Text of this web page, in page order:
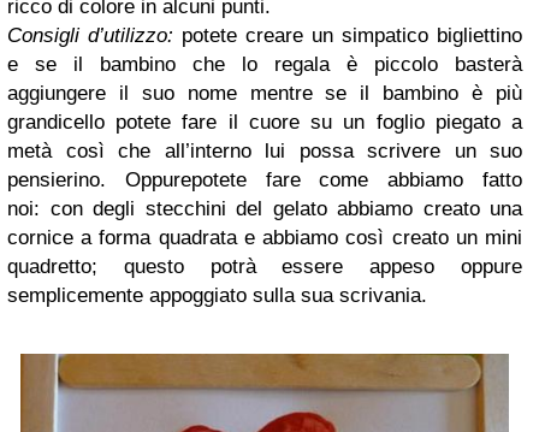
ricco di colore in alcuni punti.
Consigli d’utilizzo: potete creare un simpatico bigliettino
e se il bambino che lo regala è piccolo basterà
aggiungere il suo nome mentre se il bambino è più
grandicello potete fare il cuore su un foglio piegato a
metà così che all’interno lui possa scrivere un suo
pensierino. Oppurepotete fare come abbiamo fatto
noi: con degli stecchini del gelato abbiamo creato una
cornice a forma quadrata e abbiamo così creato un mini
quadretto; questo potrà essere appeso oppure
semplicemente appoggiato sulla sua scrivania.